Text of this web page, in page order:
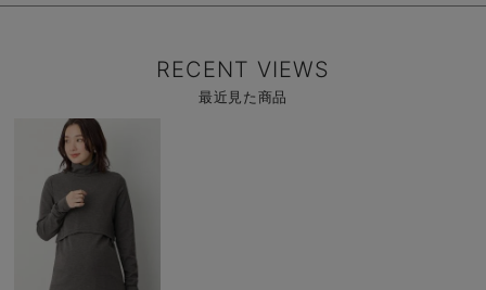
RECENT VIEWS
最近見た商品